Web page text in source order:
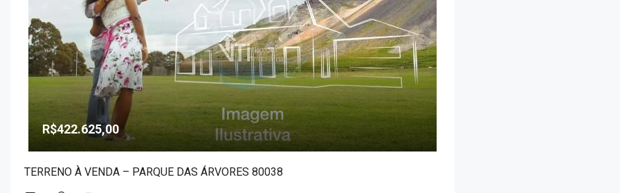
R$422.625,00
TERRENO À VENDA – PARQUE DAS ÁRVORES 80038